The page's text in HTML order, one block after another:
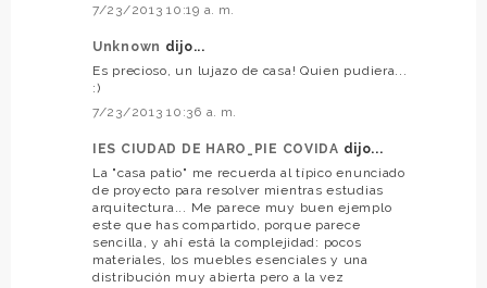
7/23/2013 10:19 a. m.
Unknown dijo...
Es precioso, un lujazo de casa! Quien pudiera...
:)
7/23/2013 10:36 a. m.
IES CIUDAD DE HARO_PIE COVIDA dijo...
La "casa patio" me recuerda al típico enunciado
de proyecto para resolver mientras estudias
arquitectura... Me parece muy buen ejemplo
este que has compartido, porque parece
sencilla, y ahí está la complejidad: pocos
materiales, los muebles esenciales y una
distribución muy abierta pero a la vez